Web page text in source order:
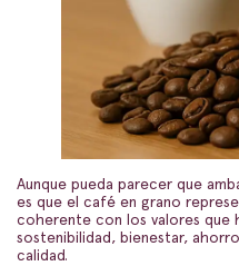
Aunque pueda parecer que
es que el café en grano
coherente con los valores que
sostenibilidad, bienestar,
calidad.